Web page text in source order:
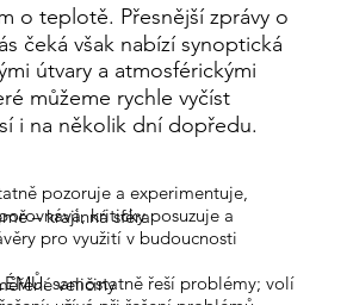
o teplotě. Přesnější zprávy o
čeká však nabízí synoptická
útvary a atmosférickými
můžeme rychle vyčíst
i na několik dní dopředu.
– krajinná sféra
veličiny
pozoruje a experimentuje,
kriticky posuzuje a
pro využití v budoucnosti
samostatně řeší problémy; volí